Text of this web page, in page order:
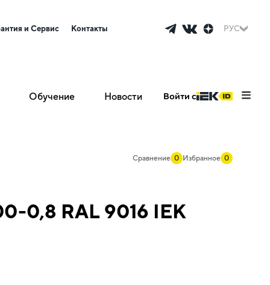
и Сервис Контакты РУС
Обучение Новости Войти с
Сравнение 0 Избранное 0
0,8 RAL 9016 IEK